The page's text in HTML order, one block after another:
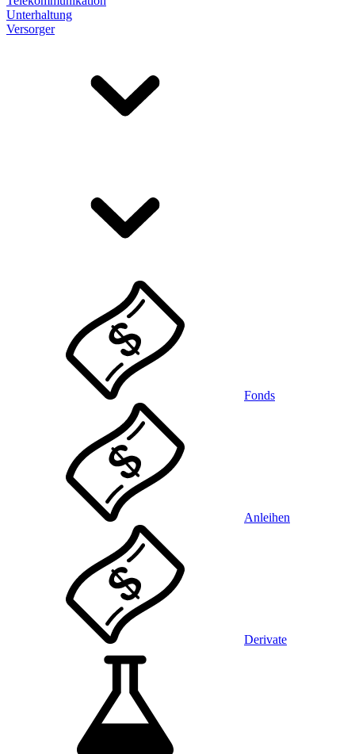
Unterhaltung
Versorger
Fonds
Anleihen
Derivate